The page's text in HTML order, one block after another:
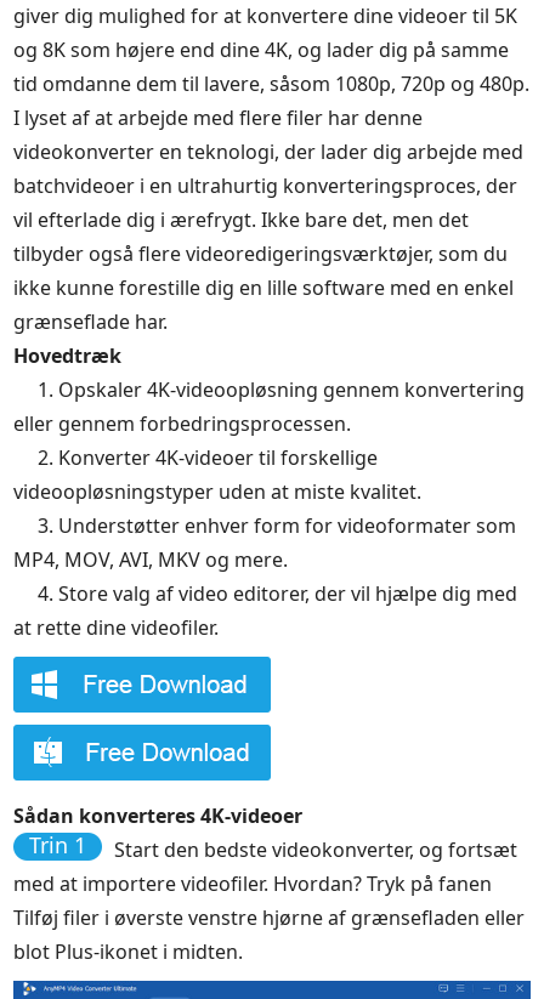
giver dig mulighed for at konvertere dine videoer til 5K
og 8K som højere end dine 4K, og lader dig på samme
tid omdanne dem til lavere, såsom 1080p, 720p og 480p.
I lyset af at arbejde med flere filer har denne
videokonverter en teknologi, der lader dig arbejde med
batchvideoer i en ultrahurtig konverteringsproces, der
vil efterlade dig i ærefrygt. Ikke bare det, men det
tilbyder også flere videoredigeringsværktøjer, som du
ikke kunne forestille dig en lille software med en enkel
grænseflade har.
Hovedtræk
1. Opskaler 4K-videoopløsning gennem konvertering
eller gennem forbedringsprocessen.
2. Konverter 4K-videoer til forskellige
videoopløsningstyper uden at miste kvalitet.
3. Understøtter enhver form for videoformater som
MP4, MOV, AVI, MKV og mere.
4. Store valg af video editorer, der vil hjælpe dig med
at rette dine videofiler.
Sådan konverteres 4K-videoer
Trin 1
Start den bedste videokonverter, og fortsæt
med at importere videofiler. Hvordan? Tryk på fanen
Tilføj filer i øverste venstre hjørne af grænsefladen eller
blot Plus-ikonet i midten.